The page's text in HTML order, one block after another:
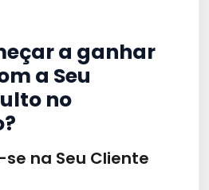
a ganhar
a Seu
no
na Seu Cliente